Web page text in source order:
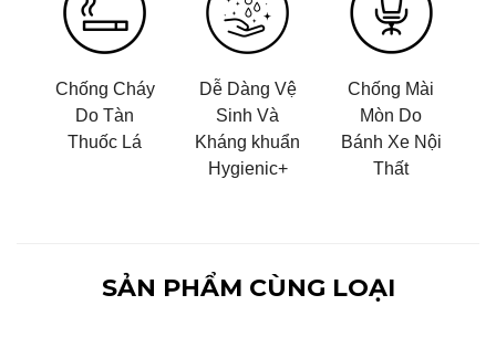
Chống Cháy
Do Tàn
Thuốc Lá
Dễ Dàng Vệ
Sinh Và
Kháng khuẩn
Hygienic+
Chống Mài
Mòn Do
Bánh Xe Nội
Thất
SẢN PHẨM CÙNG LOẠI